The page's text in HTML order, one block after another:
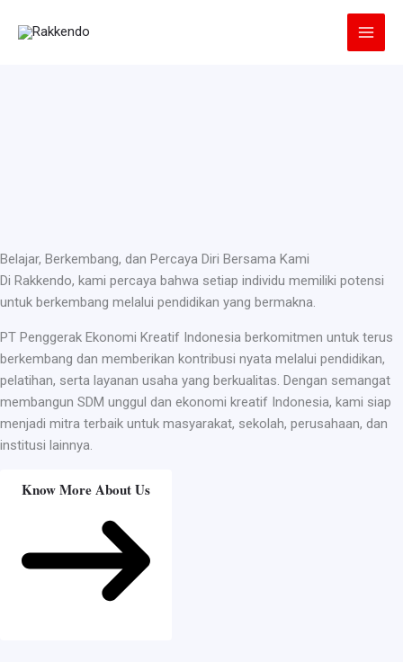
Belajar, Berkembang, dan Percaya Diri Bersama Kami
Di Rakkendo, kami percaya bahwa setiap individu memiliki potensi
untuk berkembang melalui pendidikan yang bermakna.
PT Penggerak Ekonomi Kreatif Indonesia berkomitmen untuk terus
berkembang dan memberikan kontribusi nyata melalui pendidikan,
pelatihan, serta layanan usaha yang berkualitas. Dengan semangat
membangun SDM unggul dan ekonomi kreatif Indonesia, kami siap
menjadi mitra terbaik untuk masyarakat, sekolah, perusahaan, dan
institusi lainnya.
Know More About Us